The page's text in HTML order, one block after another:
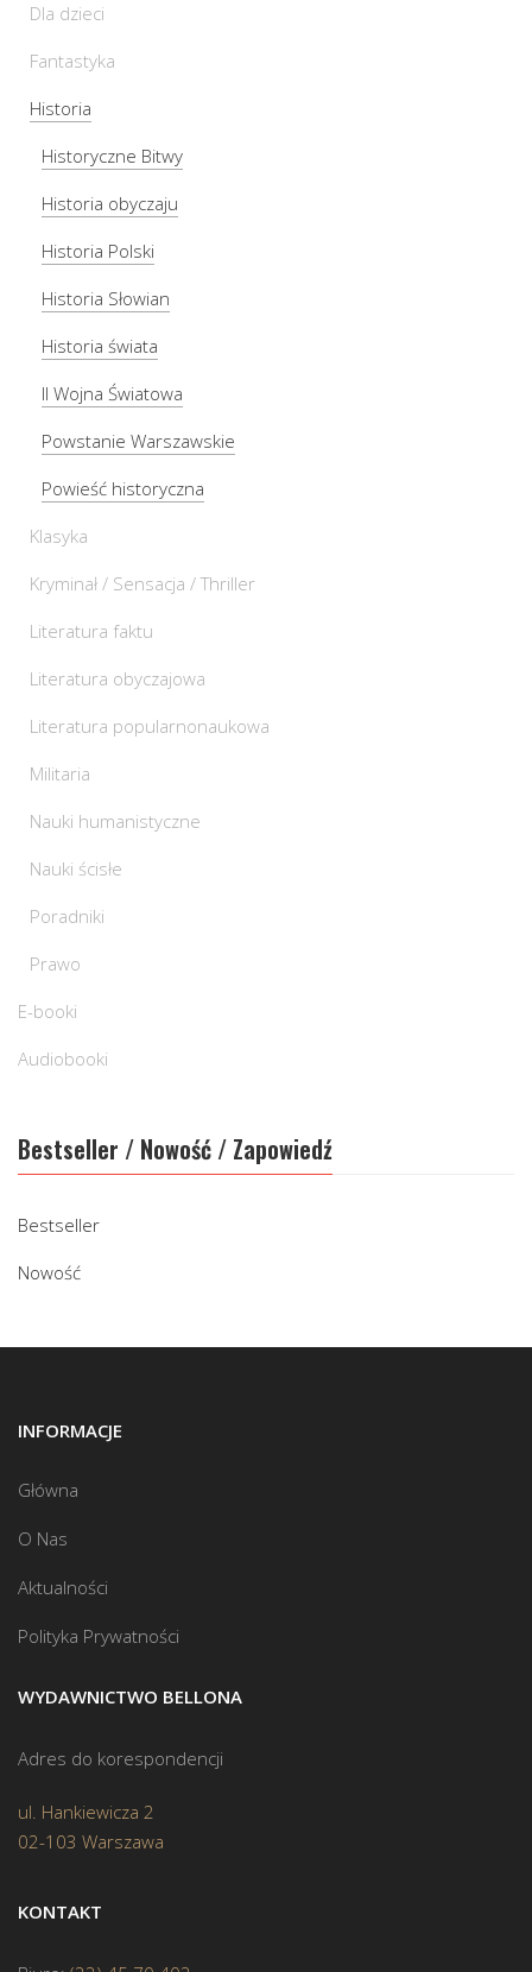
Dla dzieci
Fantastyka
Historia
Historyczne Bitwy
Historia obyczaju
Historia Polski
Historia Słowian
Historia świata
II Wojna Światowa
Powstanie Warszawskie
Powieść historyczna
Klasyka
Kryminał / Sensacja / Thriller
Literatura faktu
Literatura obyczajowa
Literatura popularnonaukowa
Militaria
Nauki humanistyczne
Nauki ścisłe
Poradniki
Prawo
E-booki
Audiobooki
Bestseller / Nowość / Zapowiedź
Bestseller
Nowość
INFORMACJE
Główna
O Nas
Aktualności
Polityka Prywatności
WYDAWNICTWO BELLONA
Adres do korespondencji
ul. Hankiewicza 2
02-103 Warszawa
KONTAKT